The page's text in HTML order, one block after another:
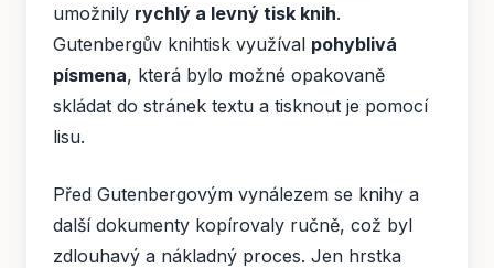
umožnily rychlý a levný tisk knih.
Gutenbergův knihtisk využíval pohyblivá
písmena, která bylo možné opakovaně
skládat do stránek textu a tisknout je pomocí
lisu.
Před Gutenbergovým vynálezem se knihy a
další dokumenty kopírovaly ručně, což byl
zdlouhavý a nákladný proces. Jen hrstka